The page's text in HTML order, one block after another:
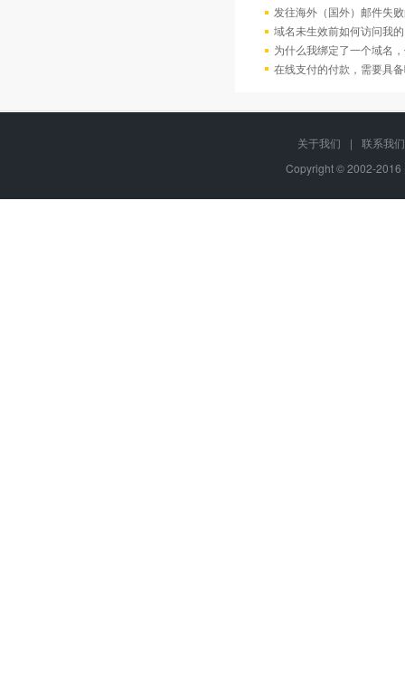
发往海外（国外）邮件失
域名未生效前如何访问我
为什么我绑定了一个域名
在线支付的付款，需要具
关于我们 |
联系我们
Copyright © 2002-